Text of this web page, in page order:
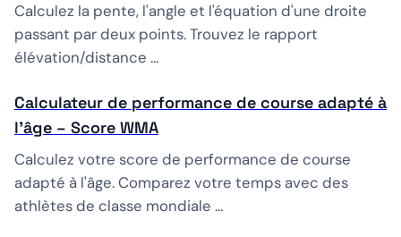
Calculez la pente, l'angle et l'équation d'une droite
passant par deux points. Trouvez le rapport
élévation/distance …
Calculateur de performance de course adapté à
l'âge – Score WMA
Calculez votre score de performance de course
adapté à l'âge. Comparez votre temps avec des
athlètes de classe mondiale …